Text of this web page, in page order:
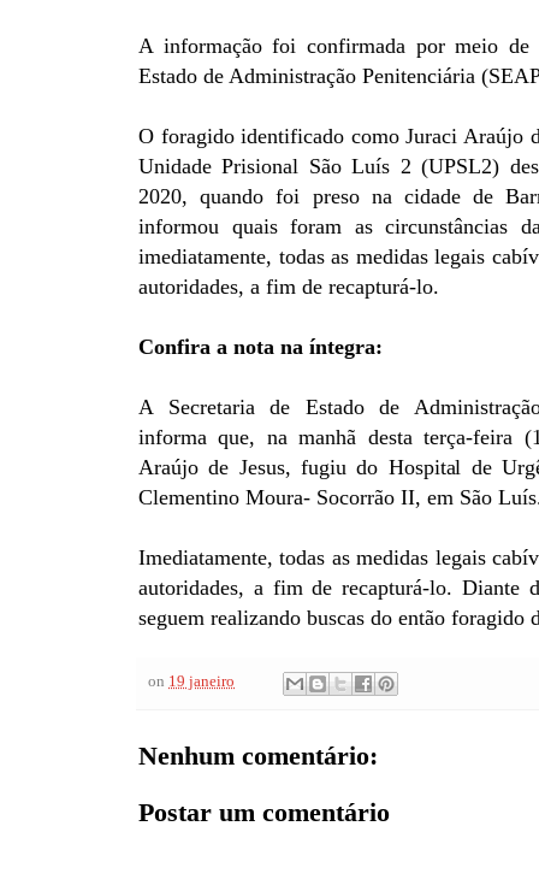
A informação foi confirmada por meio de
Estado de Administração Penitenciária
O foragido identificado como Juraci Araújo
Unidade Prisional São Luís 2 (UPSL2)
2020, quando foi preso na cidade de
informou quais foram as circunstâncias
imediatamente, todas as medidas legais
autoridades, a fim de recapturá-lo.
Confira a nota na íntegra:
A Secretaria de Estado de
informa que, na manhã desta terça-feira
Araújo de Jesus, fugiu do Hospital de
Clementino Moura- Socorrão II, em São
Imediatamente, todas as medidas legais
autoridades, a fim de recapturá-lo. Diante
seguem realizando buscas do então foragido
on 19 janeiro
Nenhum comentário:
Postar um comentário